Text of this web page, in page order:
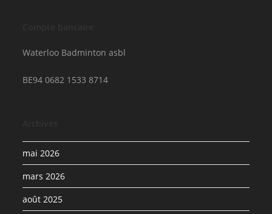
Waterloo Badminton asbl
BE94 0682 1533 8714
mai 2026
mars 2026
août 2025